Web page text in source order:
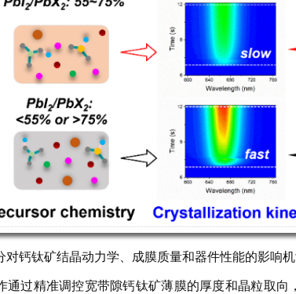
对钙钛矿结晶动力学、成膜质量和器件性能的影响机
通过精准调控宽带隙钙钛矿薄膜的厚度和晶粒取向